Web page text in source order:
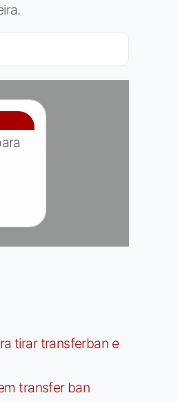
tirar transferban e
transfer ban